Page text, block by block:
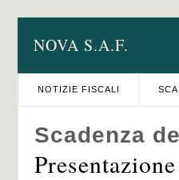
NOVA S.A.F.
NOTIZIE FISCALI
Scadenza